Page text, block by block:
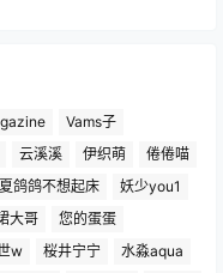
Vams子
云溪溪 伊织萌
倦倦喵
夏鸽鸽不想起床
妖少you1
大哥
您的蛋蛋
w 桜井宁宁
水淼aqua